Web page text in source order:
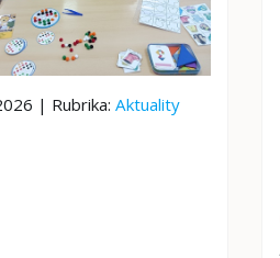
| Rubrika:Aktuality